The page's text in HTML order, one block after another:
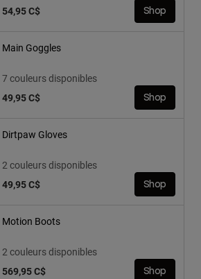
54,95 C$ Shop
Main Goggles
7 couleurs disponibles
49,95 C$
Shop
Dirtpaw Gloves
2 couleurs disponibles
49,95 C$
Shop
Motion Boots
2 couleurs disponibles
569,95 C$
Shop